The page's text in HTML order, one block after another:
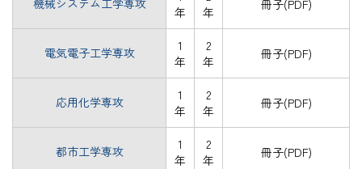
機械システム工学専攻
年
年
冊子(PDF)
電気電子工学専攻
1
年
2
年
冊子(PDF)
応用化学専攻
1
年
2
年
冊子(PDF)
都市工学専攻
1
年
2
年
冊子(PDF)